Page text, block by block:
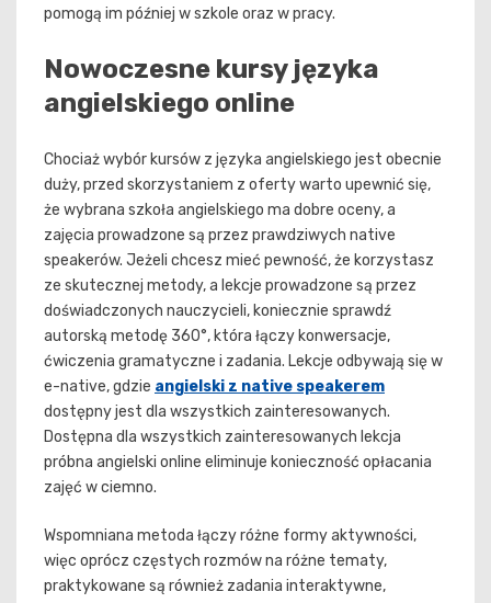
pomogą im później w szkole oraz w pracy.
Nowoczesne kursy języka
angielskiego online
Chociaż wybór kursów z języka angielskiego jest obecnie
duży, przed skorzystaniem z oferty warto upewnić się,
że wybrana szkoła angielskiego ma dobre oceny, a
zajęcia prowadzone są przez prawdziwych native
speakerów. Jeżeli chcesz mieć pewność, że korzystasz
ze skutecznej metody, a lekcje prowadzone są przez
doświadczonych nauczycieli, koniecznie sprawdź
autorską metodę 360°, która łączy konwersacje,
ćwiczenia gramatyczne i zadania. Lekcje odbywają się w
e-native, gdzie angielski z native speakerem
dostępny jest dla wszystkich zainteresowanych.
Dostępna dla wszystkich zainteresowanych lekcja
próbna angielski online eliminuje konieczność opłacania
zajęć w ciemno.
Wspomniana metoda łączy różne formy aktywności,
więc oprócz częstych rozmów na różne tematy,
praktykowane są również zadania interaktywne,